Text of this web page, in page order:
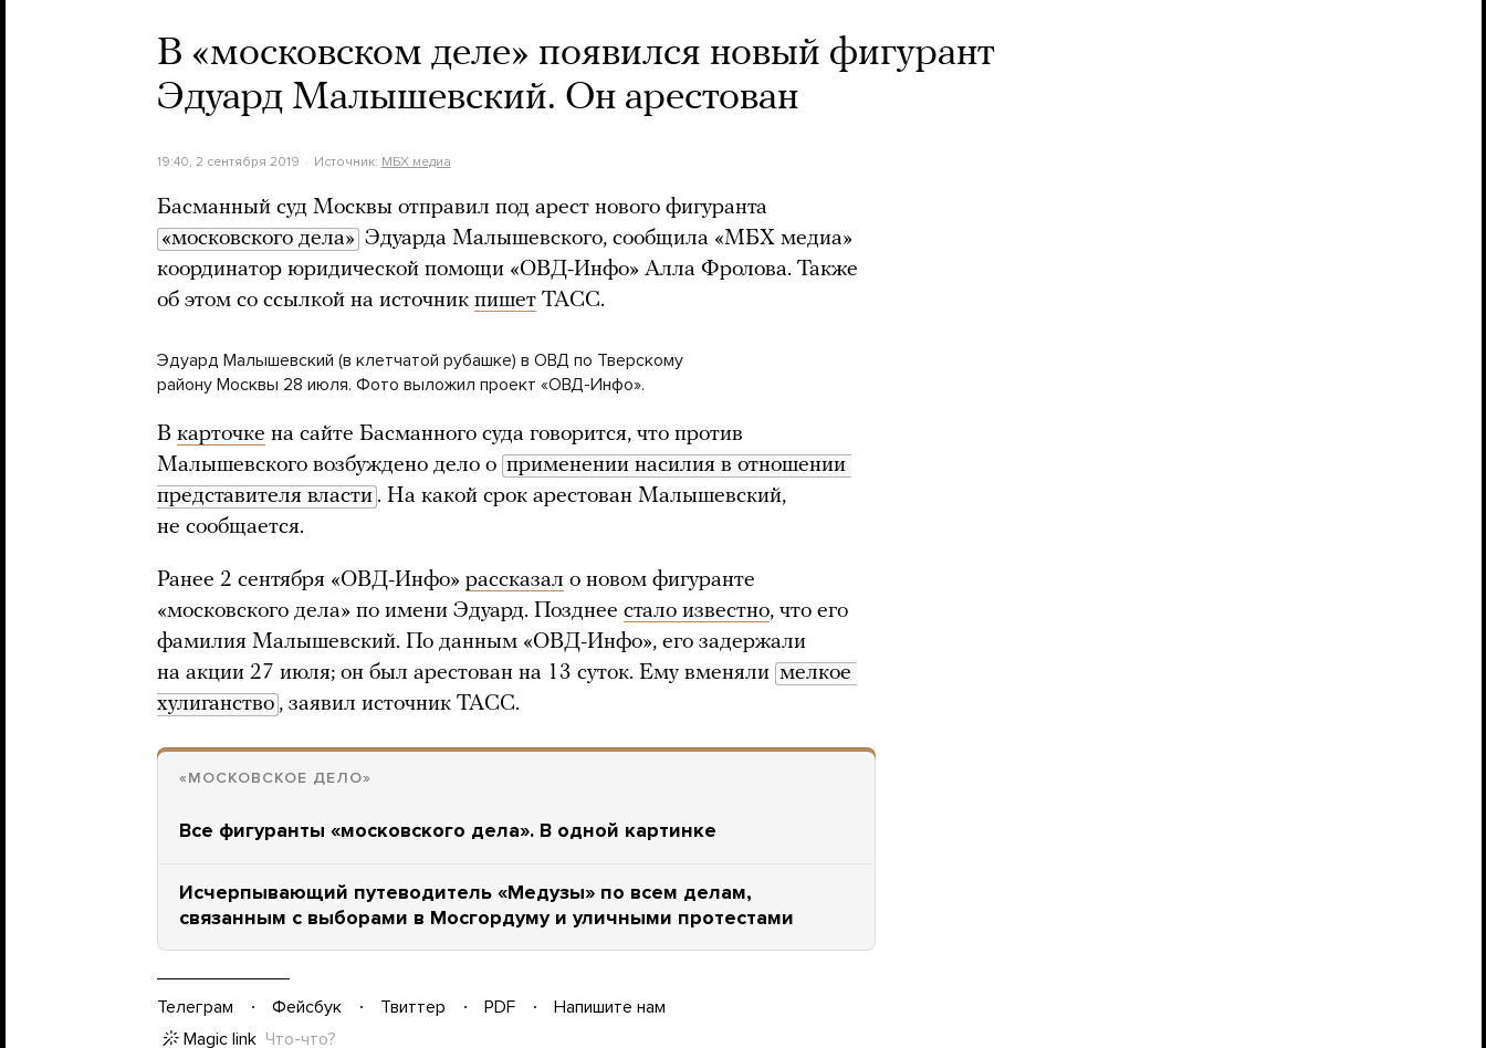
В «московском деле» появился новый фигурант
Эдуард Малышевский. Он арестован
19:40, 2 сентября 2019 Источник: МБХ медиа
Басманный суд Москвы отправил под арест нового фигуранта
«московского дела» Эдуарда Малышевского, сообщила «МБХ медиа»
координатор юридической помощи «ОВД-Инфо» Алла Фролова. Также
об этом со ссылкой на источник пишет ТАСС.
Эдуард Малышевский (в клетчатой рубашке) в ОВД по Тверскому
району Москвы 28 июля. Фото выложил проект «ОВД-Инфо».
В карточке на сайте Басманного суда говорится, что против
Малышевского возбуждено дело о применении насилия в отношении
представителя власти . На какой срок арестован Малышевский,
не сообщается.
Ранее 2 сентября «ОВД-Инфо» рассказал о новом фигуранте
«московского дела» по имени Эдуард. Позднее стало известно, что его
фамилия Малышевский. По данным «ОВД-Инфо», его задержали
на акции 27 июля; он был арестован на 13 суток. Ему вменяли мелкое
хулиганство , заявил источник ТАСС.
«МОСКОВСКОЕ ДЕЛО»
Все фигуранты «московского дела». В одной картинке
Исчерпывающий путеводитель «Медузы» по всем делам,
связанным с выборами в Мосгордуму и уличными протестами
Телеграм Фейсбук Твиттер PDF
Напишите нам
Magic link Что-что?